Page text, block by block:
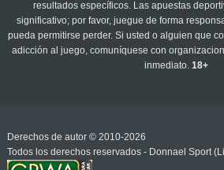
resultados específicos. Las apuestas
significativo; por favor, juegue de forma
pueda permitirse perder. Si usted o alguien que
adicción al juego, comuníquese con
inmediato.18+
Derechos de autor © 2010-2026
Todos los derechos reservados - Donnael Sport